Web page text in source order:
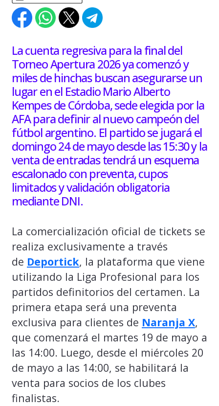
La cuenta regresiva para la final del
Torneo Apertura 2026 ya comenzó y
miles de hinchas buscan asegurarse un
lugar en el Estadio Mario Alberto
Kempes de Córdoba, sede elegida por la
AFA para definir al nuevo campeón del
fútbol argentino. El partido se jugará el
domingo 24 de mayo desde las 15:30 y la
venta de entradas tendrá un esquema
escalonado con preventa, cupos
limitados y validación obligatoria
mediante DNI.
La comercialización oficial de tickets se
realiza exclusivamente a través
de Deportick, la plataforma que viene
utilizando la Liga Profesional para los
partidos definitorios del certamen. La
primera etapa será una preventa
exclusiva para clientes de Naranja X,
que comenzará el martes 19 de mayo a
las 14:00. Luego, desde el miércoles 20
de mayo a las 14:00, se habilitará la
venta para socios de los clubes
finalistas.